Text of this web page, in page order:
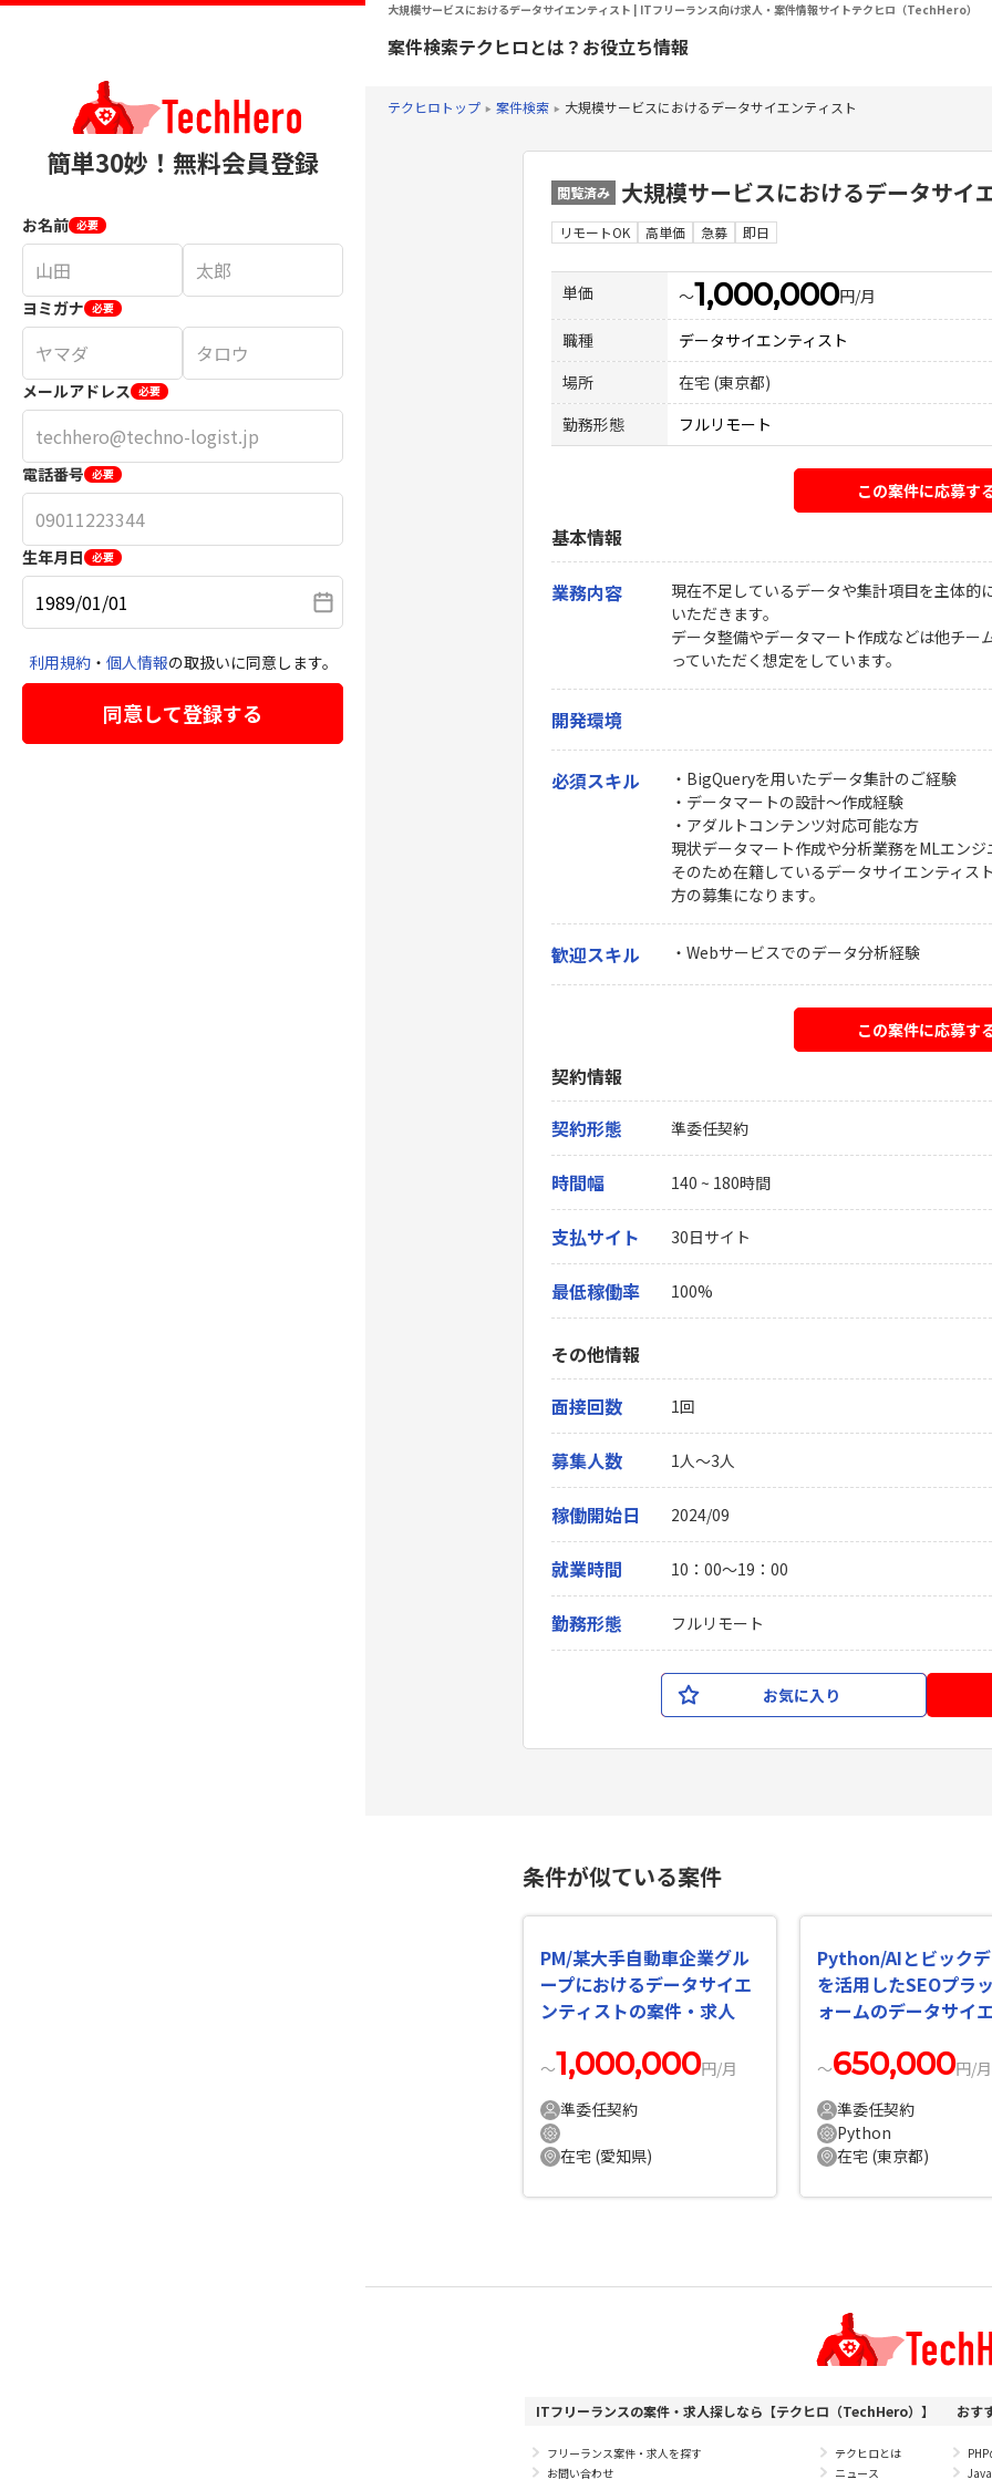
簡単30妙！無料会員登録
お名前 必要
ヨミガナ 必要
メールアドレス 必要
電話番号 必要
生年月日 必要
利用規約・ 個人情報の取扱いに同意します。
同意して登録する
大規模サービスにおけるデータサイエンティスト | ITフリーランス向け求人・案件情報サイトテクヒロ（TechHero）
案件検索テクヒロとは？ お役立ち情報
テクヒロトップ 案件検索 大規模サービスにおけるデータサイエンティスト
閲覧済み 大規模サービスにおけるデータサイ
リモートOK 高単価 急募 即日
単価 〜1,000,000円/月
職種
データサイエンティスト
場所
在宅 (東京都)
勤務形態
フルリモート
この案件に応募す
基本情報
業務内容
現在不足しているデータや集計項目を主体的
いただきます。
データ整備やデータマート作成などは他チー
っていただく想定をしています。
開発環境
必須スキル
・BigQueryを用いたデータ集計のご経験
・データマートの設計～作成経験
・アダルトコンテンツ対応可能な方
現状データマート作成や分析業務をMLエン
そのため在籍しているデータサイエンティス
方の募集になります。
歓迎スキル ・Webサービスでのデータ分析経験
この案件に応募す
契約情報
契約形態
準委任契約
時間幅 140 ~ 180時間
支払サイト 30日サイト
最低稼働率 100%
その他情報
面接回数
1回
募集人数 1人～3人
稼働開始日 2024/09
就業時間 10：00〜19：00
勤務形態 フルリモート
お気に入り
条件が似ている案件
PM/某大手自動車企業グル
ープにおけるデータサイエ
ンティストの案件・求人
〜1,000,000円/月
準委任契約
在宅 (愛知県)
Python/AIとビック
を活用したSEOプラ
ォームのデータサイ
〜650,000円/月
準委任契約
Python
在宅 (東京都)
ITフリーランスの案件・求人探しなら【テクヒロ（TechHero）】
フリーランス案件・求人を探す
お問い合わせ
テクヒロとは
ニュース
おす